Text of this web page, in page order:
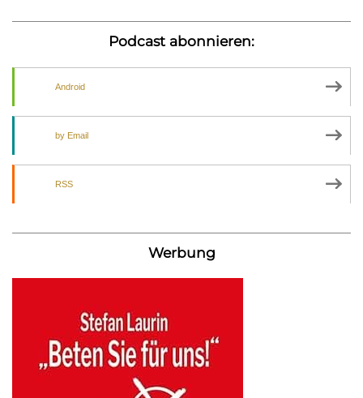
Podcast abonnieren:
Android
by Email
RSS
Werbung